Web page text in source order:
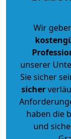
Wir
unserer
Sie sicher
sicher
haben die
und